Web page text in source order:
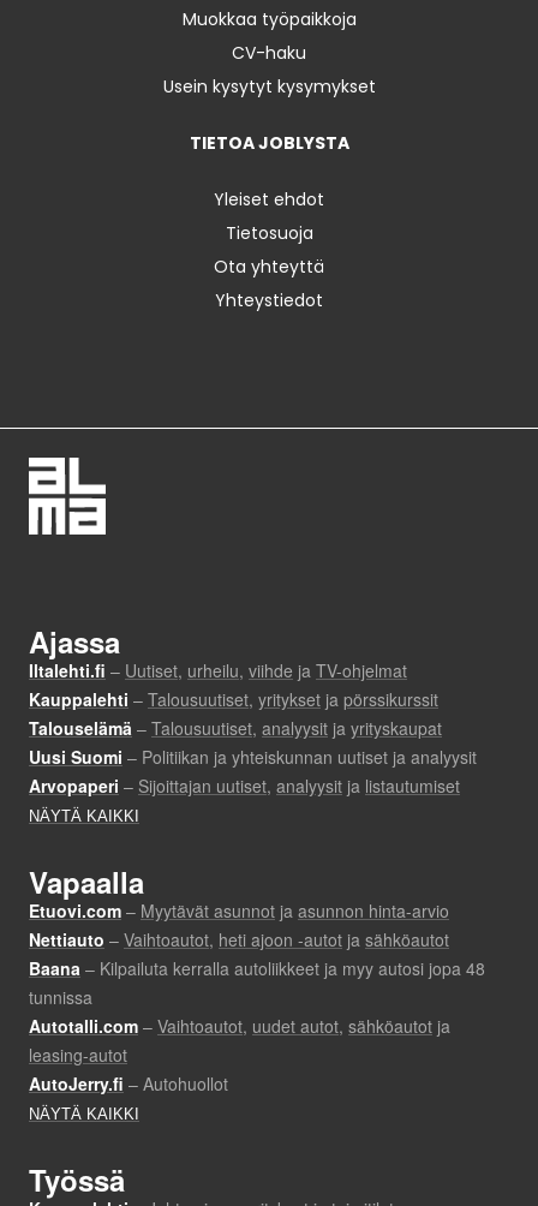
Muokkaa työpaikkoja
CV-haku
Usein kysytyt kysymykset
TIETOA JOBLYSTA
Yleiset ehdot
Tietosuoja
Ota yhteyttä
Yhteystiedot